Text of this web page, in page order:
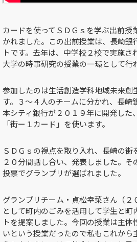
カードを使ってＳＤＧｓを学ぶ出前授
かれました。この出前授業は、長崎銀
トです。去年は、中学校２校で実施
大学の時事研究の授業の一環として行
参加したのは生活創造学科地域未来創
す。３～４人のチームに分かれ、長崎
本シティ銀行が２０１９年に開発した
「街ー１カード」を使います。
ＳＤＧｓの視点を取り入れ、長崎の
２０分間話し合い、発表しました。
投票でグランプリが選ばれました。
グランプリチーム・貞松幸菜さん（
として町内のごみを活用して学生と
トを提案しました。今回の授業は主
いという授業だったので私もこれから